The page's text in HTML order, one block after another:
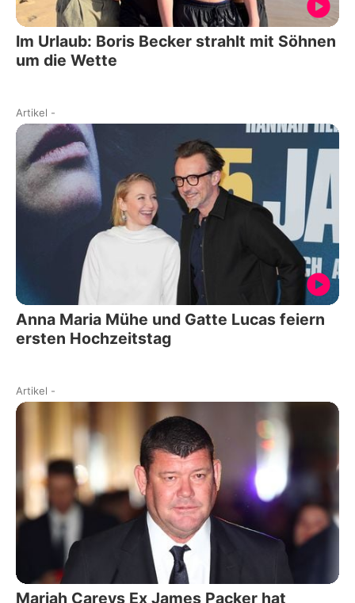
Im Urlaub: Boris Becker strahlt mit Söhnen
um die Wette
Artikel -
Anna Maria Mühe und Gatte Lucas feiern
ersten Hochzeitstag
Artikel -
Mariah Careys Ex James Packer hat